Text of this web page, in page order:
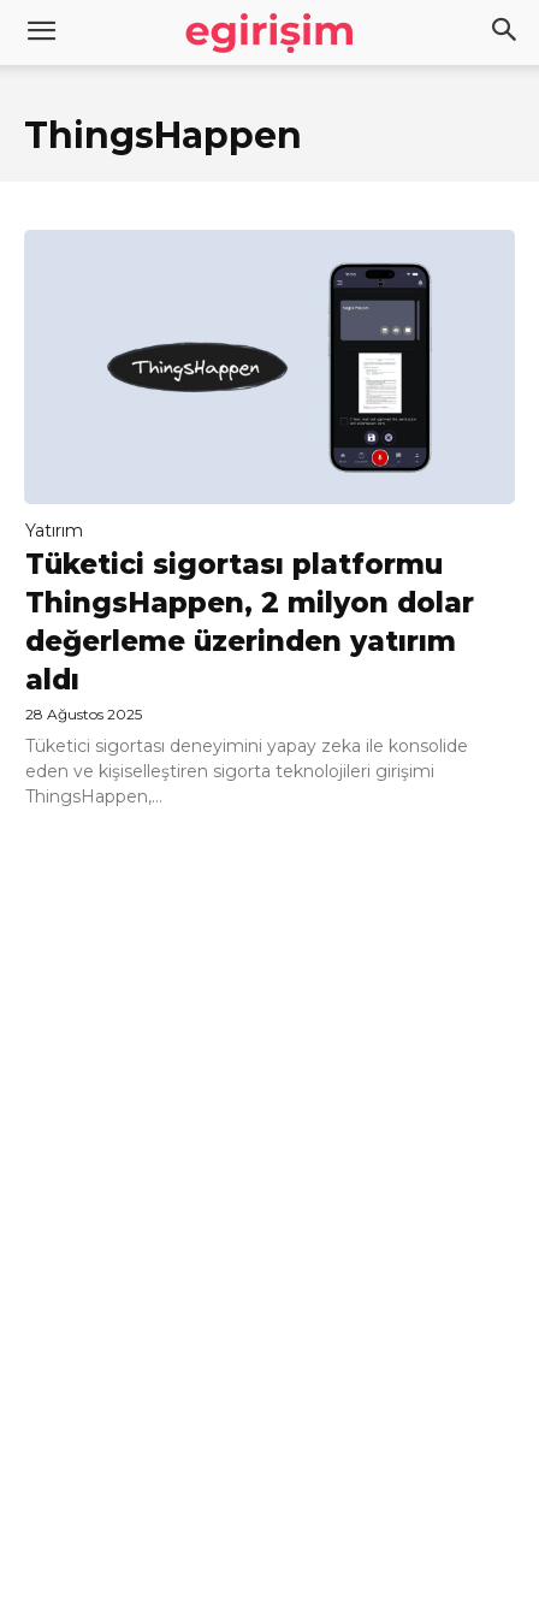
ThingsHappen
Yatırım
Tüketici sigortası platformu
ThingsHappen, 2 milyon dolar
değerleme üzerinden yatırım
aldı
28 Ağustos 2025
Tüketici sigortası deneyimini yapay zeka ile konsolide
eden ve kişiselleştiren sigorta teknolojileri girişimi
ThingsHappen,...